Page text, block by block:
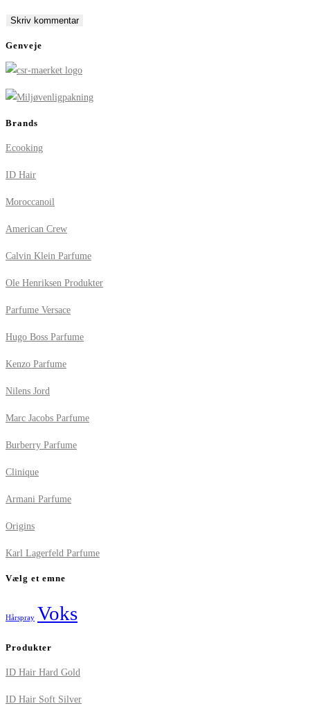
comment
comment
(optional)
Genveje
Brands
Ecooking
ID Hair
Moroccanoil
American Crew
Calvin Klein Parfume
Ole Henriksen Produkter
Parfume Versace
Hugo Boss Parfume
Kenzo Parfume
Nilens Jord
Marc Jacobs Parfume
Burberry Parfume
Clinique
Armani Parfume
Origins
Karl Lagerfeld Parfume
Vælg et emne
Hårspray Voks
Produkter
ID Hair Hard Gold
ID Hair Soft Silver